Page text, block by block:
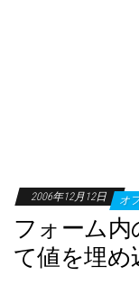
2006年12月12日 オ
フォーム内
て値を埋め